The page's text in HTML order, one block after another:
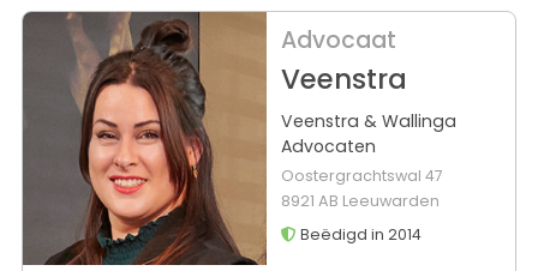
Advocaat
Veenstra
Veenstra & Wallinga
Advocaten
Oostergrachtswal 47
8921 AB Leeuwarden
Beëdigd in 2014